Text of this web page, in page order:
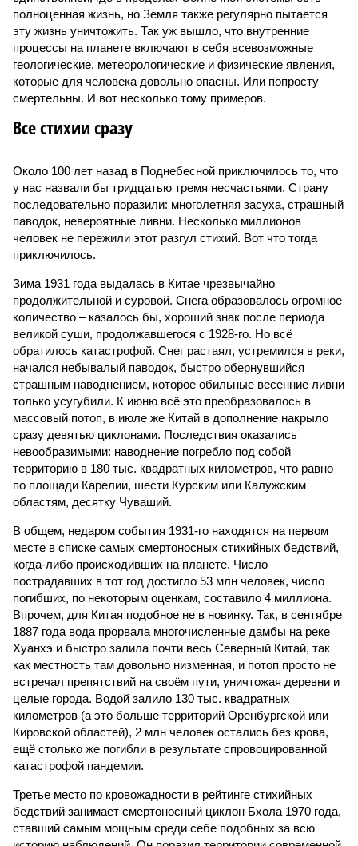
полноценная жизнь, но Земля также регулярно пытается
эту жизнь уничтожить. Так уж вышло, что внутренние
процессы на планете включают в себя всевозможные
геологические, метеорологические и физические явления,
которые для человека довольно опасны. Или попросту
смертельны. И вот несколько тому примеров.
Все стихии сразу
Около 100 лет назад в Поднебесной приключилось то, что
у нас назвали бы тридцатью тремя несчастьями. Страну
последовательно поразили: многолетняя засуха, страшный
паводок, невероятные ливни. Несколько миллионов
человек не пережили этот разгул стихий. Вот что тогда
приключилось.
Зима 1931 года выдалась в Китае чрезвычайно
продолжительной и суровой. Снега образовалось огромное
количество – казалось бы, хороший знак после периода
великой суши, продолжавшегося с 1928-го. Но всё
обратилось катастрофой. Снег растаял, устремился в реки,
начался небывалый паводок, быстро обернувшийся
страшным наводнением, которое обильные весенние ливни
только усугубили. К июню всё это преобразовалось в
массовый потоп, в июле же Китай в дополнение накрыло
сразу девятью циклонами. Последствия оказались
невообразимыми: наводнение погребло под собой
территорию в 180 тыс. квадратных километров, что равно
по площади Карелии, шести Курским или Калужским
областям, десятку Чуваший.
В общем, недаром события 1931-го находятся на первом
месте в списке самых смертоносных стихийных бедствий,
когда-либо происходивших на планете. Число
пострадавших в тот год достигло 53 млн человек, число
погибших, по некоторым оценкам, составило 4 миллиона.
Впрочем, для Китая подобное не в новинку. Так, в сентябре
1887 года вода прорвала многочисленные дамбы на реке
Хуанхэ и быстро залила почти весь Северный Китай, так
как местность там довольно низменная, и потоп просто не
встречал препятствий на своём пути, уничтожая деревни и
целые города. Водой залило 130 тыс. квадратных
километров (а это больше территорий Оренбургской или
Кировской областей), 2 млн человек остались без крова,
ещё столько же погибли в результате спровоцированной
катастрофой пандемии.
Третье место по кровожадности в рейтинге стихийных
бедствий занимает смертоносный циклон Бхола 1970 года,
ставший самым мощным среди себе подобных за всю